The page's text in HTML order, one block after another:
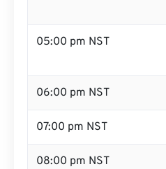
05:00 pm NST
06:00 pm NST
07:00 pm NST
08:00 pm NST